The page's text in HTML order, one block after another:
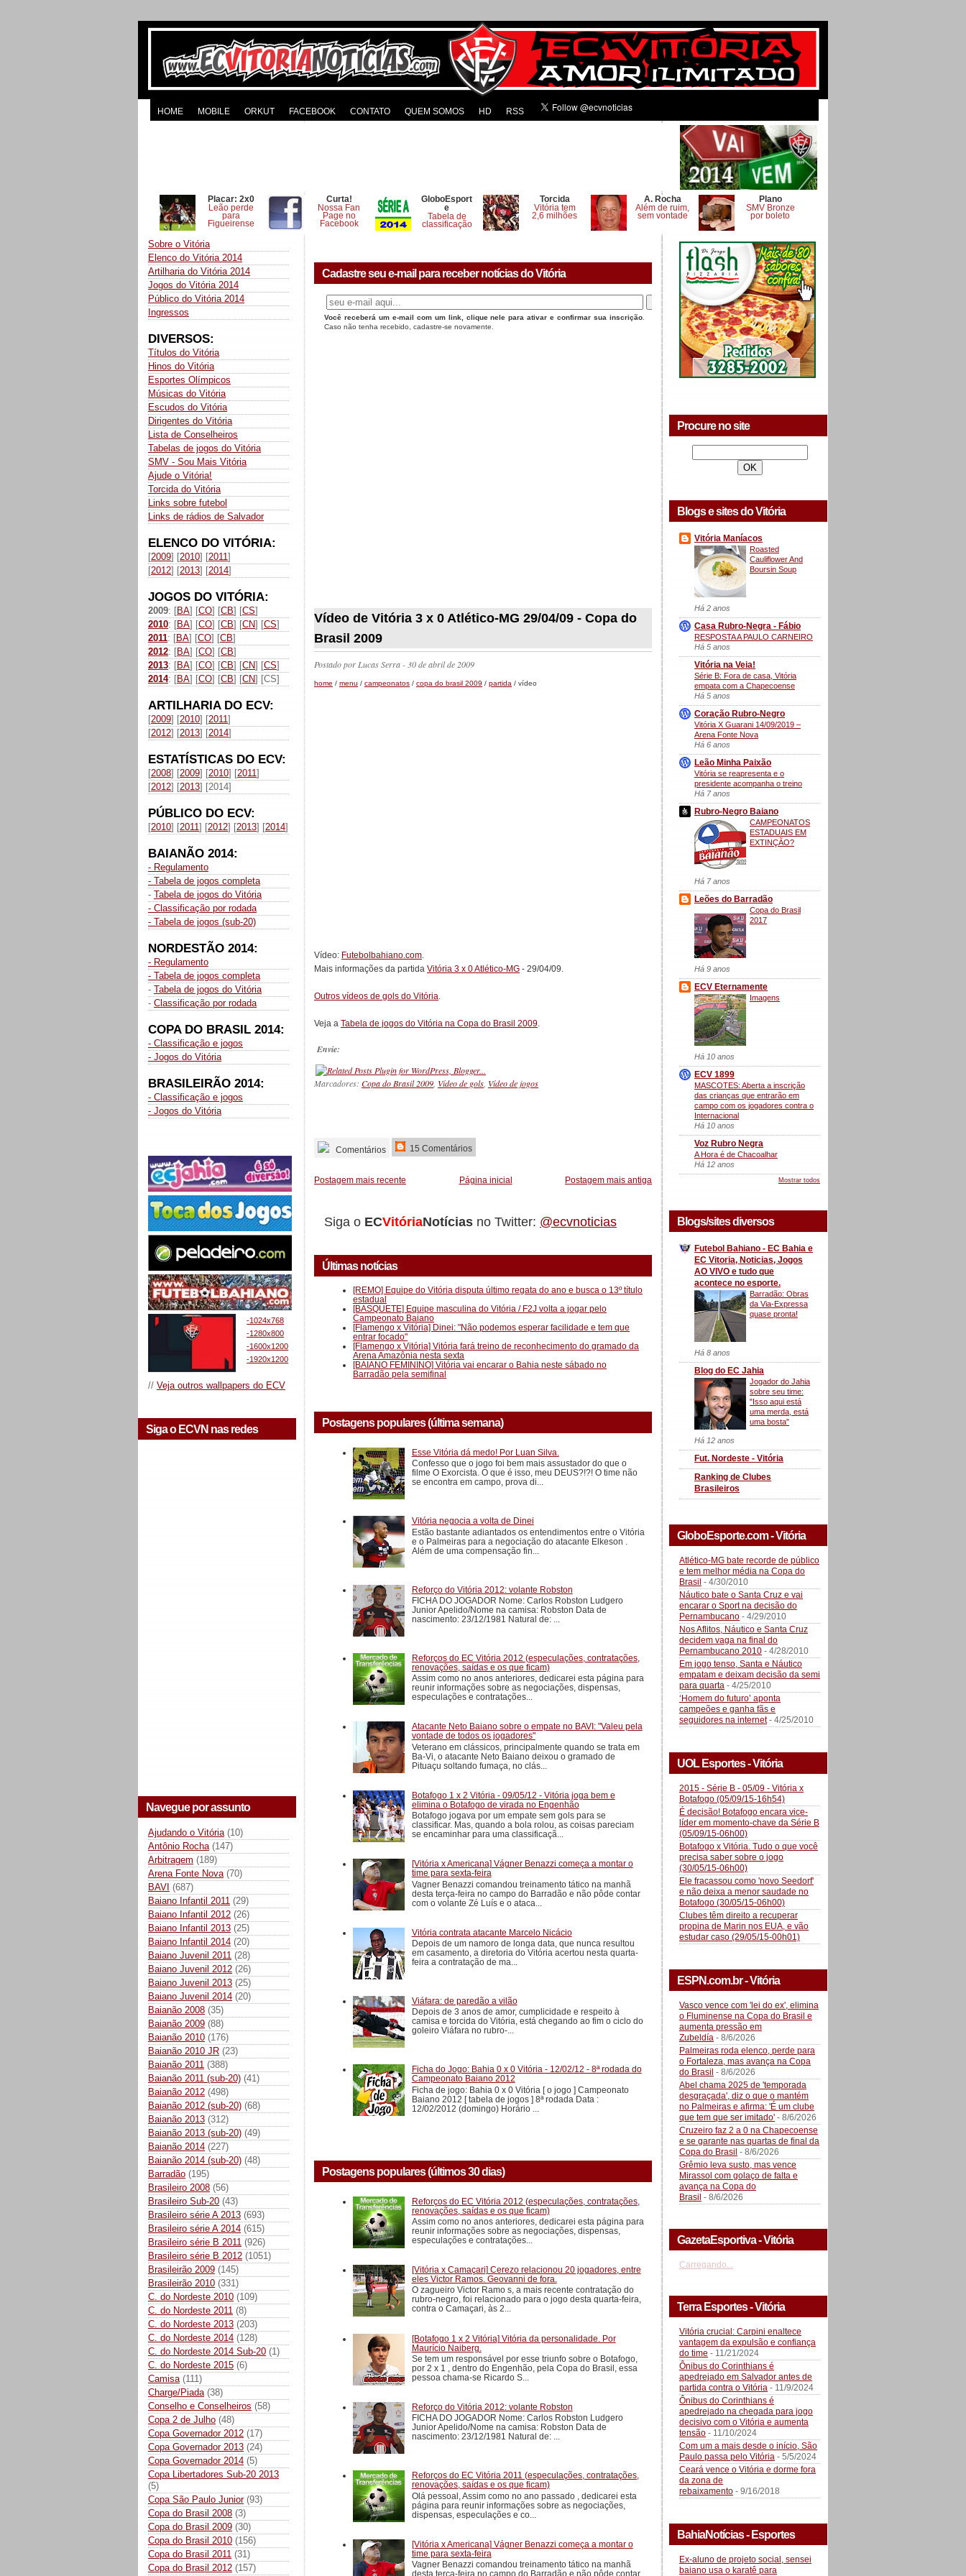
HOME MOBILE ORKUT FACEBOOK CONTATO QUEM SOMOS HD RSS
Placar: 2x0
Leão perde
para
Figueirense
Curta!
Nossa Fan
Page no
Facebook
GloboEsport
e
Tabela de
classificação
Torcida
Vitória tem
2,6 milhões
A. Rocha
Além de ruim,
sem vontade
Plano
SMV Bronze
por boleto
Sobre o Vitória
Elenco do Vitória 2014
Artilharia do Vitória 2014
Jogos do Vitória 2014
Público do Vitória 2014
Ingressos
DIVERSOS:
Títulos do Vitória
Hinos do Vitória
Esportes Olímpicos
Músicas do Vitória
Escudos do Vitória
Dirigentes do Vitória
Lista de Conselheiros
Tabelas de jogos do Vitória
SMV - Sou Mais Vitória
Ajude o Vitória!
Torcida do Vitória
Links sobre futebol
Links de rádios de Salvador
ELENCO DO VITÓRIA:
[2009] [2010] [2011]
[2012] [2013] [2014]
JOGOS DO VITÓRIA:
2009: [BA] [CO] [CB] [CS]
2010: [BA] [CO] [CB] [CN] [CS]
2011: [BA] [CO] [CB]
2012: [BA] [CO] [CB]
2013: [BA] [CO] [CB] [CN] [CS]
2014: [BA] [CO] [CB] [CN] [CS]
ARTILHARIA DO ECV:
[2009] [2010] [2011]
[2012] [2013] [2014]
ESTATÍSTICAS DO ECV:
[2008] [2009] [2010] [2011]
[2012] [2013] [2014]
PÚBLICO DO ECV:
[2010] [2011] [2012] [2013] [2014]
BAIANÃO 2014:
- Regulamento
- Tabela de jogos completa
- Tabela de jogos do Vitória
- Classificação por rodada
- Tabela de jogos (sub-20)
NORDESTÃO 2014:
- Regulamento
- Tabela de jogos completa
- Tabela de jogos do Vitória
- Classificação por rodada
COPA DO BRASIL 2014:
- Classificação e jogos
- Jogos do Vitória
BRASILEIRÃO 2014:
- Classificação e jogos
- Jogos do Vitória
-1024x768
-1280x800
-1600x1200
-1920x1200
// Veja outros wallpapers do ECV
Siga o ECVN nas redes
Navegue por assunto
Ajudando o Vitória (10)
Antônio Rocha (147)
Arbitragem (189)
Arena Fonte Nova (70)
BAVI (687)
Baiano Infantil 2011 (29)
Baiano Infantil 2012 (26)
Baiano Infantil 2013 (25)
Baiano Infantil 2014 (20)
Baiano Juvenil 2011 (28)
Baiano Juvenil 2012 (26)
Baiano Juvenil 2013 (25)
Baiano Juvenil 2014 (20)
Baianão 2008 (35)
Baianão 2009 (88)
Baianão 2010 (176)
Baianão 2010 JR (23)
Baianão 2011 (388)
Baianão 2011 (sub-20) (41)
Baianão 2012 (498)
Baianão 2012 (sub-20) (68)
Baianão 2013 (312)
Baianão 2013 (sub-20) (49)
Baianão 2014 (227)
Baianão 2014 (sub-20) (48)
Barradão (195)
Brasileiro 2008 (56)
Brasileiro Sub-20 (43)
Brasileiro série A 2013 (693)
Brasileiro série A 2014 (615)
Brasileiro série B 2011 (926)
Brasileiro série B 2012 (1051)
Brasileirão 2009 (145)
Brasileirão 2010 (331)
C. do Nordeste 2010 (109)
C. do Nordeste 2011 (8)
C. do Nordeste 2013 (203)
C. do Nordeste 2014 (128)
C. do Nordeste 2014 Sub-20 (1)
C. do Nordeste 2015 (6)
Camisa (111)
Charge/Piada (38)
Conselho e Conselheiros (58)
Copa 2 de Julho (48)
Copa Governador 2012 (17)
Copa Governador 2013 (24)
Copa Governador 2014 (5)
Copa Libertadores Sub-20 2013
(5)
Copa São Paulo Junior (93)
Copa do Brasil 2008 (3)
Copa do Brasil 2009 (30)
Copa do Brasil 2010 (156)
Copa do Brasil 2011 (31)
Copa do Brasil 2012 (157)
Cadastre seu e-mail para receber notícias do Vitória
Você receberá um e-mail com um link, clique nele para ativar e confirmar sua inscrição
Caso não tenha recebido, cadastre-se novamente.
Vídeo de Vitória 3 x 0 Atlético-MG 29/04/09 - Copa do
Brasil 2009
Postado porLucas Serra- 30 de abril de 2009
home / menu / campeonatos / copa do brasil 2009 / partida / vídeo
Vídeo: Futebolbahiano.com.
Mais informações da partida Vitória 3 x 0 Atlético-MG - 29/04/09.
Outros vídeos de gols do Vitória.
Veja a Tabela de jogos do Vitória na Copa do Brasil 2009.
Envie:
Marcadores: Copa do Brasil 2009, Vídeo de gols, Vídeo de jogos
Comentários 15 Comentários
Postagem mais recente Postagem mais antiga
Página inicial
Siga o ECVitóriaNotícias no Twitter: @ecvnoticias
Últimas notícias
[REMO] Equipe do Vitória disputa último regata do ano e busca o 13º título
estadual
[BASQUETE] Equipe masculina do Vitória / F2J volta a jogar pelo
Campeonato Baiano
[Flamengo x Vitória] Dinei: "Não podemos esperar facilidade e tem que
entrar focado"
[Flamengo x Vitória] Vitória fará treino de reconhecimento do gramado da
Arena Amazônia nesta sexta
[BAIANO FEMININO] Vitória vai encarar o Bahia neste sábado no
Barradão pela semifinal
Postagens populares (última semana)
Esse Vitória dá medo! Por Luan Silva.
Confesso que o jogo foi bem mais assustador do que o
filme O Exorcista. O que é isso, meu DEUS?!?! O time não
se encontra em campo, prova di...
Vitória negocia a volta de Dinei
Estão bastante adiantados os entendimentos entre o Vitória
e o Palmeiras para a negociação do atacante Elkeson .
Além de uma compensação fin...
Reforço do Vitória 2012: volante Robston
FICHA DO JOGADOR Nome: Carlos Robston Ludgero
Junior Apelido/Nome na camisa: Robston Data de
nascimento: 23/12/1981 Natural de: ...
Reforços do EC Vitória 2012 (especulações, contratações,
renovações, saídas e os que ficam)
Assim como no anos anteriores, dedicarei esta página para
reunir informações sobre as negociações, dispensas,
especulações e contratações...
Atacante Neto Baiano sobre o empate no BAVI: "Valeu pela
vontade de todos os jogadores"
Veterano em clássicos, principalmente quando se trata em
Ba-Vi, o atacante Neto Baiano deixou o gramado de
Pituaçu soltando fumaça, no clás...
Botafogo 1 x 2 Vitória - 09/05/12 - Vitória joga bem e
elimina o Botafogo de virada no Engenhão
Botafogo jogava por um empate sem gols para se
classificar. Mas, quando a bola rolou, as coisas pareciam
se encaminhar para uma classificaçã...
[Vitória x Americana] Vágner Benazzi começa a montar o
time para sexta-feira
Vagner Benazzi comandou treinamento tático na manhã
desta terça-feira no campo do Barradão e não pôde contar
com o volante Zé Luís e o ataca...
Vitória contrata atacante Marcelo Nicácio
Depois de um namoro de longa data, que nunca resultou
em casamento, a diretoria do Vitória acertou nesta quarta-
feira a contratação de ma...
Viáfara: de paredão a vilão
Depois de 3 anos de amor, cumplicidade e respeito à
camisa e torcida do Vitória, está chegando ao fim o ciclo do
goleiro Viáfara no rubro-...
Ficha do Jogo: Bahia 0 x 0 Vitória - 12/02/12 - 8ª rodada do
Campeonato Baiano 2012
Ficha de jogo: Bahia 0 x 0 Vitória [ o jogo ] Campeonato
Baiano 2012 [ tabela de jogos ] 8ª rodada Data :
12/02/2012 (domingo) Horário ...
Postagens populares (últimos 30 dias)
Reforços do EC Vitória 2012 (especulações, contratações,
renovações, saídas e os que ficam)
Assim como no anos anteriores, dedicarei esta página para
reunir informações sobre as negociações, dispensas,
especulações e contratações...
[Vitória x Camaçari] Cerezo relacionou 20 jogadores, entre
eles Victor Ramos. Geovanni de fora.
O zagueiro Victor Ramo s, a mais recente contratação do
rubro-negro, foi relacionado para o jogo desta quarta-feira,
contra o Camaçari, às 2...
[Botafogo 1 x 2 Vitória] Vitória da personalidade. Por
Maurício Naiberg.
Se tem um responsável por esse triunfo sobre o Botafogo,
por 2 x 1 , dentro do Engenhão, pela Copa do Brasil, essa
pessoa chama-se Ricardo S...
Reforço do Vitória 2012: volante Robston
FICHA DO JOGADOR Nome: Carlos Robston Ludgero
Junior Apelido/Nome na camisa: Robston Data de
nascimento: 23/12/1981 Natural de: ...
Reforços do EC Vitória 2011 (especulações, contratações,
renovações, saídas e os que ficam)
Olá pessoal, Assim como no ano passado , dedicarei esta
página para reunir informações sobre as negociações,
dispensas, especulações e co...
[Vitória x Americana] Vágner Benazzi começa a montar o
time para sexta-feira
Vagner Benazzi comandou treinamento tático na manhã
desta terça-feira no campo do Barradão e não pôde contar
Procure no site
Blogs e sites do Vitória
Vitória Maníacos
Roasted
Cauliflower And
Boursin Soup
Há 2 anos
Casa Rubro-Negra - Fábio
RESPOSTA A PAULO CARNEIRO
Há 5 anos
Vitória na Veia!
Série B: Fora de casa, Vitória
empata com a Chapecoense
Há 5 anos
Coração Rubro-Negro
Vitória X Guarani 14/09/2019 –
Arena Fonte Nova
Há 6 anos
Leão Minha Paixão
Vitória se reapresenta e o
presidente acompanha o treino
Há 7 anos
Rubro-Negro Baiano
CAMPEONATOS
ESTADUAIS EM
EXTINÇÃO?
Há 7 anos
Leões do Barradão
Copa do Brasil
2017
Há 9 anos
ECV Eternamente
Imagens
Há 10 anos
ECV 1899
MASCOTES: Aberta a inscrição
das crianças que entrarão em
campo com os jogadores contra o
Internacional
Há 10 anos
Voz Rubro Negra
A Hora é de Chacoalhar
Há 12 anos
Mostrar todos
Blogs/sites diversos
Futebol Bahiano - EC Bahia e
EC Vitoria, Noticias, Jogos
AO VIVO e tudo que
acontece no esporte.
Barradão: Obras
da Via-Expressa
quase pronta!
Há 8 anos
Blog do EC Jahia
Jogador do Jahia
sobre seu time:
"Isso aqui está
uma merda, está
uma bosta"
Há 12 anos
Fut. Nordeste - Vitória
Ranking de Clubes
Brasileiros
GloboEsporte.com - Vitória
Atlético-MG bate recorde de público
e tem melhor média na Copa do
Brasil - 4/30/2010
Náutico bate o Santa Cruz e vai
encarar o Sport na decisão do
Pernambucano - 4/29/2010
Nos Aflitos, Náutico e Santa Cruz
decidem vaga na final do
Pernambucano 2010 - 4/28/2010
Em jogo tenso, Santa e Náutico
empatam e deixam decisão da semi
para quarta - 4/25/2010
‘Homem do futuro’ aponta
campeões e ganha fãs e
seguidores na internet- 4/25/2010
UOL Esportes - Vitória
2015 - Série B - 05/09 - Vitória x
Botafogo (05/09/15-16h54)
É decisão! Botafogo encara vice-
líder em momento-chave da Série B
(05/09/15-06h00)
Botafogo x Vitória. Tudo o que você
precisa saber sobre o jogo
(30/05/15-06h00)
Ele fracassou como 'novo Seedorf'
e não deixa a menor saudade no
Botafogo (30/05/15-06h00)
Clubes têm direito a recuperar
propina de Marin nos EUA, e vão
estudar caso (29/05/15-00h01)
ESPN.com.br - Vitória
Vasco vence com 'lei do ex', elimina
o Fluminense na Copa do Brasil e
aumenta pressão em
Zubeldía - 8/6/2026
Palmeiras roda elenco, perde para
o Fortaleza, mas avança na Copa
do Brasil - 8/6/2026
Abel chama 2025 de 'temporada
desgraçada', diz o que o mantém
no Palmeiras e afirma: 'É um clube
que tem que ser imitado' - 8/6/2026
Cruzeiro faz 2 a 0 na Chapecoense
e se garante nas quartas de final da
Copa do Brasil - 8/6/2026
Grêmio leva susto, mas vence
Mirassol com golaço de falta e
avança na Copa do
Brasil - 8/6/2026
GazetaEsportiva - Vitória
Carregando...
Terra Esportes - Vitória
Vitória crucial: Carpini enaltece
vantagem da expulsão e confiança
do time - 11/21/2024
Ônibus do Corinthians é
apedrejado em Salvador antes de
partida contra o Vitória - 11/9/2024
Ônibus do Corinthians é
apedrejado na chegada para jogo
decisivo com o Vitória e aumenta
tensão - 11/10/2024
Com um a mais desde o início, São
Paulo passa pelo Vitória - 5/5/2024
Ceará vence o Vitória e dorme fora
da zona de
rebaixamento - 9/16/2018
BahiaNotícias - Esportes
Ex-aluno de projeto social, sensei
baiano usa o karatê para